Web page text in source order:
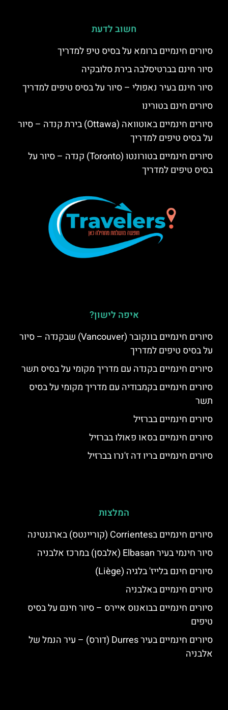
חשוב לדעת
סיורים חינמיים ברומא על בסיס טיפ למדריך
סיור חינם בברטיסלבה בירת סלובקיה
סיור חינם בעיר נאפולי – סיור על בסיס טיפים למדריך
סיורים חינם בטורינו
סיורים חינמיים באוטוואה (Ottawa) בירת קנדה – סיור
על בסיס טיפים למדריך
סיורים חינמיים בטורונטו (Toronto) קנדה – סיור על
בסיס טיפים למדריך
איפה לישון?
סיורים חינמיים בונקובר (Vancouver) שבקנדה – סיור
על בסיס טיפים למדריך
סיורים חינמיים בקנדה עם מדריך מקומי על בסיס תשר
סיורים חינמיים בקמבודיה עם מדריך מקומי על בסיס
תשר
סיורים חינמיים בברזיל
סיורים חינמיים בסאו פאולו בברזיל
סיורים חינמיים בריו דה ז'נרו בברזיל
המלצות
סיורים חינמיים בCorrientes (קוריינטס) בארגנטינה
סיור חינמי בעיר Elbasan (אלבסן) במרכז אלבניה
סיורים חינם בלייז' בלגיה (Liège)
סיורים חינמיים באלבניה
סיורים חינמיים בבואנוס איירס – סיור חינם על בסיס
טיפים
סיורים חינמיים בעיר Durres (דורס) – עיר הנמל של
אלבניה